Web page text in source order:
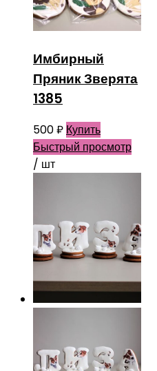
Имбирный
Пряник Зверята
1385
500₽ Купить
Быстрый просмотр
/ шт